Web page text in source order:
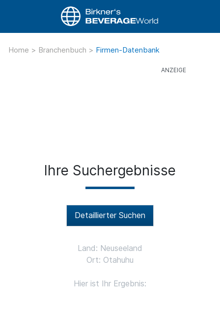
Home > Branchenbuch > Firmen-Datenbank
Ihre Suchergebnisse
Detaillierter Suchen
Land: Neuseeland
Ort: Otahuhu
Hier ist Ihr Ergebnis: